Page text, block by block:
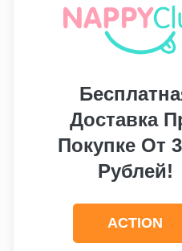
Доставка
Покупке От
Рублей!
ACTION